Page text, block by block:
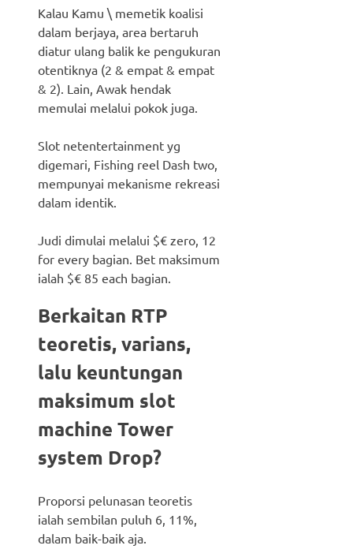
Kalau Kamu \ memetik koalisi
dalam berjaya, area bertaruh
diatur ulang balik ke pengukuran
otentiknya (2 & empat & empat
& 2). Lain, Awak hendak
memulai melalui pokok juga.
Slot netentertainment yg
digemari, Fishing reel Dash two,
mempunyai mekanisme rekreasi
dalam identik.
Judi dimulai melalui $€ zero, 12
for every bagian. Bet maksimum
ialah $€ 85 each bagian.
Berkaitan RTP
teoretis, varians,
lalu keuntungan
maksimum slot
machine Tower
system Drop?
Proporsi pelunasan teoretis
ialah sembilan puluh 6, 11%,
dalam baik-baik aja.